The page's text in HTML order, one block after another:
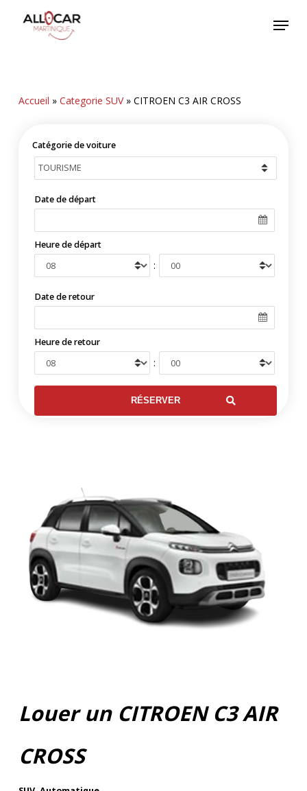
Menu
Accueil » Categorie SUV» CITROEN C3 AIR CROSS
Catégorie de voiture
Date de départ
Heure de départ
:
Date de retour
Heure de retour
:
Louer un CITROEN C3 AIR
CROSS